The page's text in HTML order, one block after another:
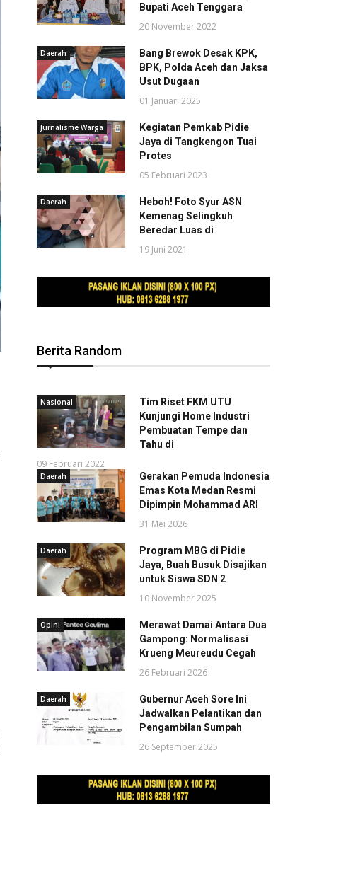
Bupati Aceh Tenggara
20 November 2022
Daerah
Bang Brewok Desak KPK,
BPK, Polda Aceh dan Jaksa
Usut Dugaan
01 Januari 2025
Jurnalisme Warga
Kegiatan Pemkab Pidie
Jaya di Tangkengon Tuai
Protes
05 Februari 2023
Daerah
Heboh! Foto Syur ASN
Kemenag Selingkuh
Beredar Luas di
19 Juni 2021
Berita Random
Nasional
Tim Riset FKM UTU
Kunjungi Home Industri
Pembuatan Tempe dan
Tahu di
09 Februari 2022
Daerah
Gerakan Pemuda Indonesia
Emas Kota Medan Resmi
Dipimpin Mohammad ARI
31 Mei 2026
Daerah
Program MBG di Pidie
Jaya, Buah Busuk Disajikan
untuk Siswa SDN 2
10 November 2025
Opini
Merawat Damai Antara Dua
Gampong: Normalisasi
Krueng Meureudu Cegah
26 Februari 2026
Daerah
Gubernur Aceh Sore Ini
Jadwalkan Pelantikan dan
Pengambilan Sumpah
26 September 2025